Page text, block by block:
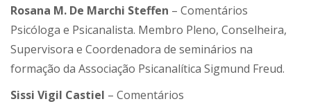
Rosana M. De Marchi Steffen – Comentários
Psicóloga e Psicanalista. Membro Pleno, Conselheira,
Supervisora e Coordenadora de seminários na
formação da Associação Psicanalítica Sigmund Freud.
Sissi Vigil Castiel – Comentários